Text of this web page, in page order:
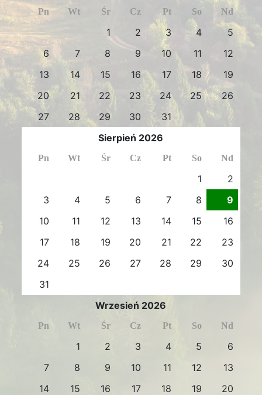
Pn Wt Śr Cz Pt So Nd
1 2 3 4
5
6
7 8 9 10 11
12
13
14 15 16 17 18
19
20
21 22 23 24 25
26
27
28 29 30
31
Sierpień 2026
Pn Wt Śr Cz Pt So Nd
1
2
3
4 5 6 7 8
9
10
11 12 13 14 15
16
17
18 19 20 21 22
23
24
25 26 27 28 29
30
31
Wrzesień 2026
Pn Wt Śr Cz Pt So Nd
1 2 3 4 5
6
7
8 9 10 11 12
13
14
15 16 17 18 19
20